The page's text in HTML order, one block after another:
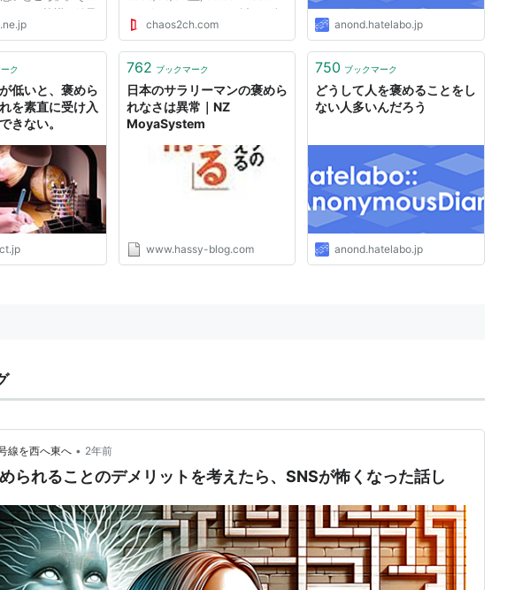
いて*1。協議の結果
りげなく気をつか
を褒める」のがベ
ID:2f/ZhHFK0 >>5 2 ：以下、名
無しにかわりましてVIPがお送り
02:27:19.84 ID:2El3J6Op0 茨城
VIPがお送りします：2009/...
chaos2ch.com anond.hatelabo.jp
ク
低いと、褒めら
を素直に受け入
きない。
762 ブックマーク
日本のサラリーマンの褒めら
れなさは異常｜NZ
MoyaSystem
www.hassy-blog.com
750 ブックマーク
どうして人を褒めることをし
ない人多いんだろう
anond.hatelabo.jp
線を西へ東へ • 2年前
られることのデメリットを考えたら、SNSが怖くなった話し